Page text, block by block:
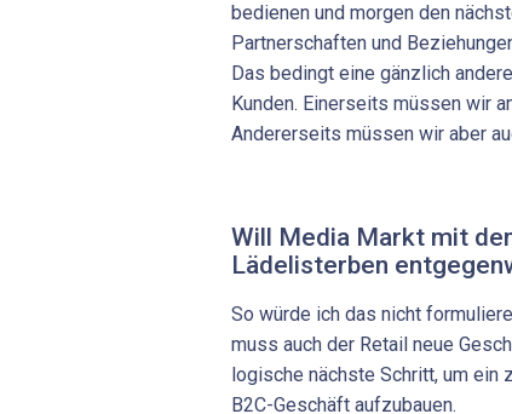
bedienen und morgen den
Partnerschaften und
Das bedingt eine gänzlich
Kunden. Einerseits müssen wir
Andererseits müssen wir aber
Will Media Markt mit
Lädelisterben
So würde ich das nicht
muss auch der Retail neue
logische nächste Schritt, um ein
B2C-Geschäft aufzubauen.